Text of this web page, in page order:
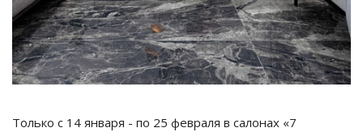
Только с 14 января - по 25 февраля в салонах «7